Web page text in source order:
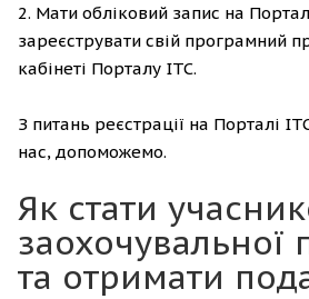
2. Мати обліковий запис на
зареєструвати свій програмний
кабінеті Порталу ІТС.
З питань реєстрації на Порталі
нас, допоможемо.
Як стати
заохочувальної
та отримати